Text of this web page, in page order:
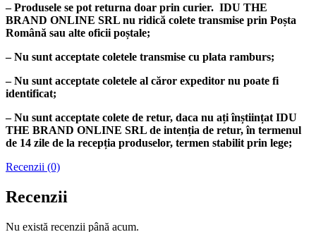
– Produsele se pot returna doar prin curier. IDU THE
BRAND ONLINE SRL nu ridică colete transmise prin Poșta
Română sau alte oficii poștale;
– Nu sunt acceptate coletele transmise cu plata ramburs;
– Nu sunt acceptate coletele al căror expeditor nu poate fi
identificat;
– Nu sunt acceptate colete de retur, daca nu ați înștiințat IDU
THE BRAND ONLINE SRL de intenția de retur, în termenul
de 14 zile de la recepția produselor, termen stabilit prin lege;
Recenzii (0)
Recenzii
Nu există recenzii până acum.